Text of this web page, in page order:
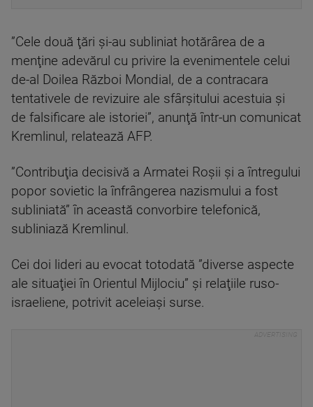
”Cele două ţări şi-au subliniat hotărârea de a
menţine adevărul cu privire la evenimentele celui
de-al Doilea Război Mondial, de a contracara
tentativele de revizuire ale sfârşitului acestuia şi
de falsificare ale istoriei”, anunţă într-un comunicat
Kremlinul, relatează AFP.
”Contribuţia decisivă a Armatei Roşii şi a întregului
popor sovietic la înfrângerea nazismului a fost
subliniată” în această convorbire telefonică,
subliniază Kremlinul.
Cei doi lideri au evocat totodată ”diverse aspecte
ale situaţiei în Orientul Mijlociu” şi relaţiile ruso-
israeliene, potrivit aceleiaşi surse.